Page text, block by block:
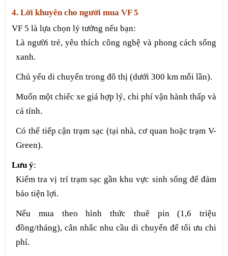
4. Lời khuyên cho người mua VF 5
VF 5 là lựa chọn lý tưởng nếu bạn:
Là người trẻ, yêu thích công nghệ và phong cách sống
xanh.
Chủ yếu di chuyển trong đô thị (dưới 300 km mỗi lần).
Muốn một chiếc xe giá hợp lý, chi phí vận hành thấp và
cá tính.
Có thể tiếp cận trạm sạc (tại nhà, cơ quan hoặc trạm V-
Green).
Lưu ý:
Kiểm tra vị trí trạm sạc gần khu vực sinh sống để đảm
bảo tiện lợi.
Nếu mua theo hình thức thuê pin (1,6 triệu
đồng/tháng), cân nhắc nhu cầu di chuyển để tối ưu chi
phí.